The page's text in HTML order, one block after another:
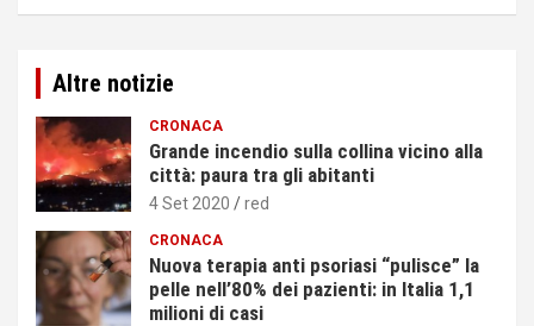
Altre notizie
CRONACA
Grande incendio sulla collina vicino alla
città: paura tra gli abitanti
4 Set 2020 red
CRONACA
Nuova terapia anti psoriasi “pulisce” la
pelle nell’80% dei pazienti: in Italia 1,1
milioni di casi